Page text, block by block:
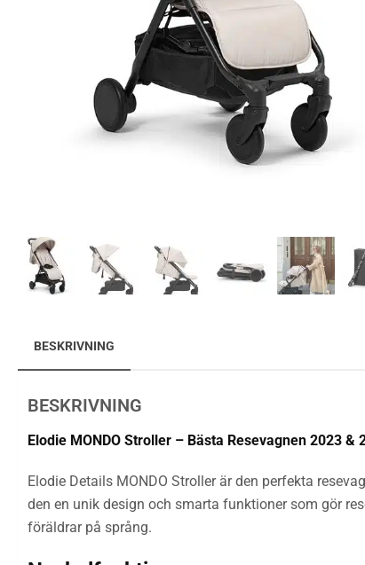
BESKRIVNING
BESKRIVNING
Elodie MONDO Stroller – Bästa Resevagnen 2023 &
Elodie Details MONDO Stroller är den perfekta
den en unik design och smarta funktioner som gör
föräldrar på språng.